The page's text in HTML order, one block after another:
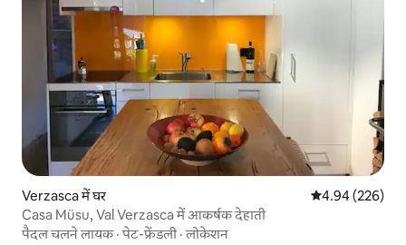
Verzasca में घर औसत रेटिंग 5 में से
4.94 (226)
Casa Müsu, Val Verzasca में आकर्षक देहाती
पैदल चलने लायक·पेट-फ्रेंडली ·लोकेशन